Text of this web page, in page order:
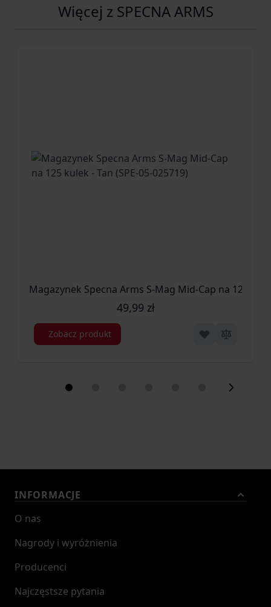
Więcej z SPECNA ARMS
Magazynek Specna Arms S-Mag Mid-
49,99 zł
Zobacz produkt
INFORMACJE
O nas
Nagrody i wyróżnienia
Producenci
Najczęstsze pytania